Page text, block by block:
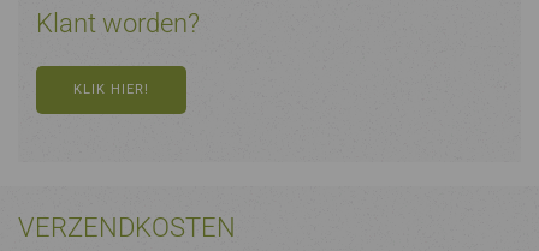
Klant worden?
KLIK HIER!
VERZENDKOSTEN